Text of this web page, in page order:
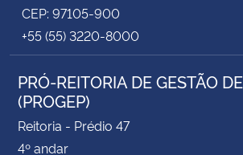
CEP: 97105-900
+55 (55) 3220-8000
PRÓ-REITORIA DE GESTÃO
(PROGEP)
Reitoria - Prédio 47
4º andar